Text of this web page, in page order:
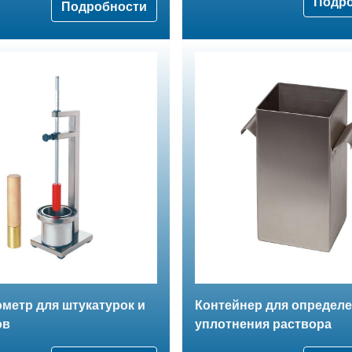
Подробности
для штукатурок и
Контейнер для
уплотнения раствора